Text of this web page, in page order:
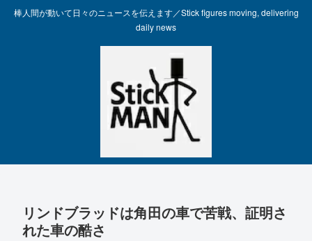
棒人間が動いて日々のニュースを伝えます／Stick figures moving, delivering
daily news
リンドブラッドは角田の車で苦戦、証明さ
れた車の酷さ